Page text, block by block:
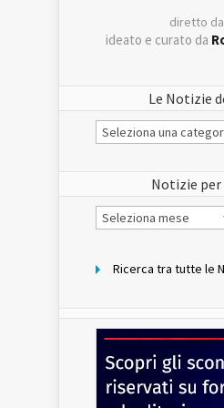
diretto da
ideato e curato da
Le Notizie
Le
Notizie
Notizie per
Notizie
per
Ricerca tra tutte le